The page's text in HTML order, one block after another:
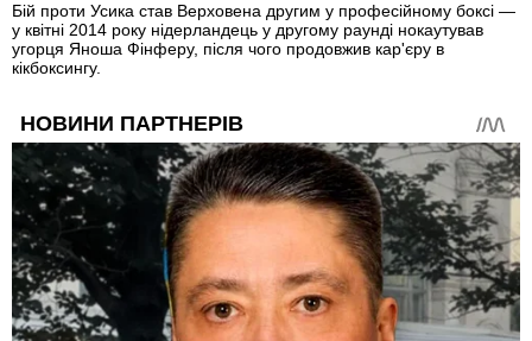
Бій проти Усика став Верховена другим у професійному боксі —
у квітні 2014 року нідерландець у другому раунді нокаутував
угорця Яноша Фінферу, після чого продовжив кар'єру в
кікбоксингу.